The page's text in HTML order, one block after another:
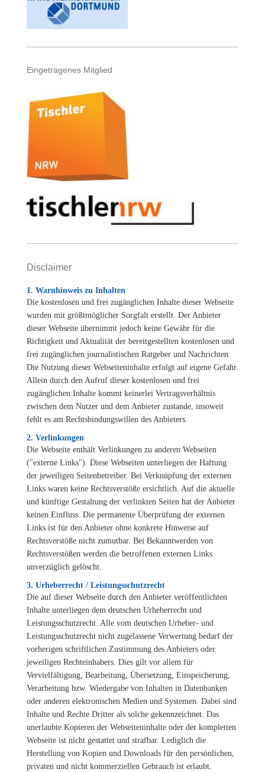
Eingetragenes Mitglied
Disclaimer
1. Warnhinweis zu Inhalten
Die kostenlosen und frei zugänglichen Inhalte dieser Webseite
wurden mit größtmöglicher Sorgfalt erstellt. Der Anbieter
dieser Webseite übernimmt jedoch keine Gewähr für die
Richtigkeit und Aktualität der bereitgestellten kostenlosen und
frei zugänglichen journalistischen Ratgeber und Nachrichten.
Die Nutzung dieser Webseiteninhalte erfolgt auf eigene Gefahr.
Allein durch den Aufruf dieser kostenlosen und frei
zugänglichen Inhalte kommt keinerlei Vertragsverhältnis
zwischen dem Nutzer und dem Anbieter zustande, insoweit
fehlt es am Rechtsbindungswillen des Anbieters.
2. Verlinkungen
Die Webseite enthält Verlinkungen zu anderen Webseiten
("externe Links"). Diese Webseiten unterliegen der Haftung
der jeweiligen Seitenbetreiber. Bei Verknüpfung der externen
Links waren keine Rechtsverstöße ersichtlich. Auf die aktuelle
und künftige Gestaltung der verlinkten Seiten hat der Anbieter
keinen Einfluss. Die permanente Überprüfung der externen
Links ist für den Anbieter ohne konkrete Hinweise auf
Rechtsverstöße nicht zumutbar. Bei Bekanntwerden von
Rechtsverstößen werden die betroffenen externen Links
unverzüglich gelöscht.
3. Urheberrecht / Leistungsschutzrecht
Die auf dieser Webseite durch den Anbieter veröffentlichten
Inhalte unterliegen dem deutschen Urheberrecht und
Leistungsschutzrecht. Alle vom deutschen Urheber- und
Leistungsschutzrecht nicht zugelassene Verwertung bedarf der
vorherigen schriftlichen Zustimmung des Anbieters oder
jeweiligen Rechteinhabers. Dies gilt vor allem für
Vervielfältigung, Bearbeitung, Übersetzung, Einspeicherung,
Verarbeitung bzw. Wiedergabe von Inhalten in Datenbanken
oder anderen elektronischen Medien und Systemen. Dabei sind
Inhalte und Rechte Dritter als solche gekennzeichnet. Das
unerlaubte Kopieren der Webseiteninhalte oder der kompletten
Webseite ist nicht gestattet und strafbar. Lediglich die
Herstellung von Kopien und Downloads für den persönlichen,
privaten und nicht kommerziellen Gebrauch ist erlaubt.